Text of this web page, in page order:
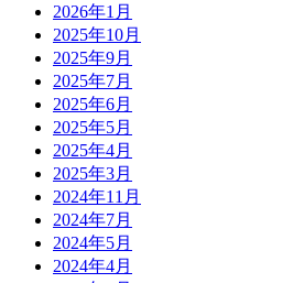
2026年1月
2025年10月
2025年9月
2025年7月
2025年6月
2025年5月
2025年4月
2025年3月
2024年11月
2024年7月
2024年5月
2024年4月